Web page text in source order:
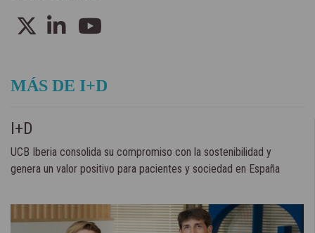
MÁS DE I+D
I+D
UCB Iberia consolida su compromiso con la sostenibilidad y
genera un valor positivo para pacientes y sociedad en España